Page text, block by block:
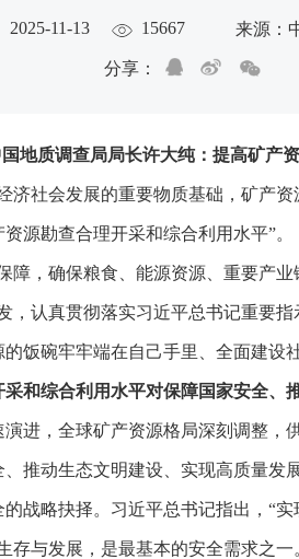
2025-11-13 15667 来源：
分享：
地质调查局局长许大纯：提高矿产
济社会发展的重要物质基础，矿产
源勘查合理开采和综合利用水平”
障，确保粮食、能源资源、重要产
，认真贯彻落实习近平总书记重要
饭碗牢牢端在自己手里、全面建设
和综合利用水平对保障国家安全、
进，全球矿产资源格局深刻调整
推动生态文明建设、实现高质量发
战略抉择。习近平总书记指出，“
存与发展，是最基本的安全需求之